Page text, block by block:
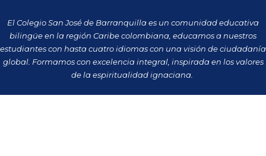
e
b
o
o
t
a
g
r
a
m
t
o
k
w
i
t
t
e
r
k
e
d
i
n
t
u
b
e
El Colegio San José de Barranquilla es un comunidad educativa
bilingüe en la región Caribe colombiana, educamos a nuestros
estudiantes con hasta cuatro idiomas con una visión de ciudadanía
global. Formamos con excelencia integral, inspirada en los valores
de la espiritualidad ignaciana.